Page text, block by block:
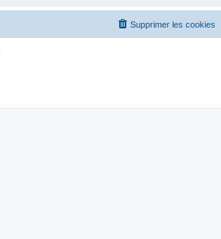
Supprimer les cookies